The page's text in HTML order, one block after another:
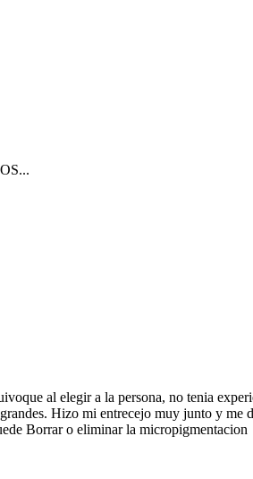
al elegir a la persona, no tenia
Hizo mi entrecejo muy junto y me
Borrar o eliminar la micropigmentacion